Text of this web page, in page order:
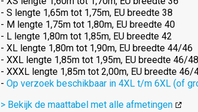
- S lengte 1,65m tot 1,75m, EU breedte 38
- M lengte 1,75m tot 1,80m, EU breedte 40
- L lengte 1,80m tot 1,85m, EU breedte 42
- XL lengte 1,80m tot 1,90m, EU breedte 44/46
- XXL lengte 1,85m tot 1,95m, EU breedte 46/48
- XXXL lengte 1,85m tot 2,00m, EU breedte 46/
- Op verzoek beschikbaar in 4XL t/m 6XL (of
> Bekijk de maattabel met alle afmetingen